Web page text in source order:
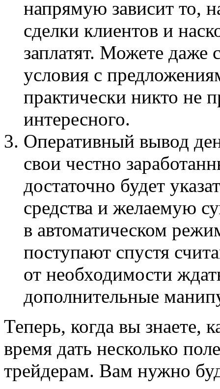
напрямую зависит то,
сделки клиентов и
заплатят. Можете даже
условия с
практически никто не
интересного.
Оперативный вывод
свои честно
достаточно будет
средства и желаемую
в автоматическом
поступают спустя
от необходимости
дополнительные
Теперь, когда вы знаете,
время дать несколько
трейдерам. Вам нужно